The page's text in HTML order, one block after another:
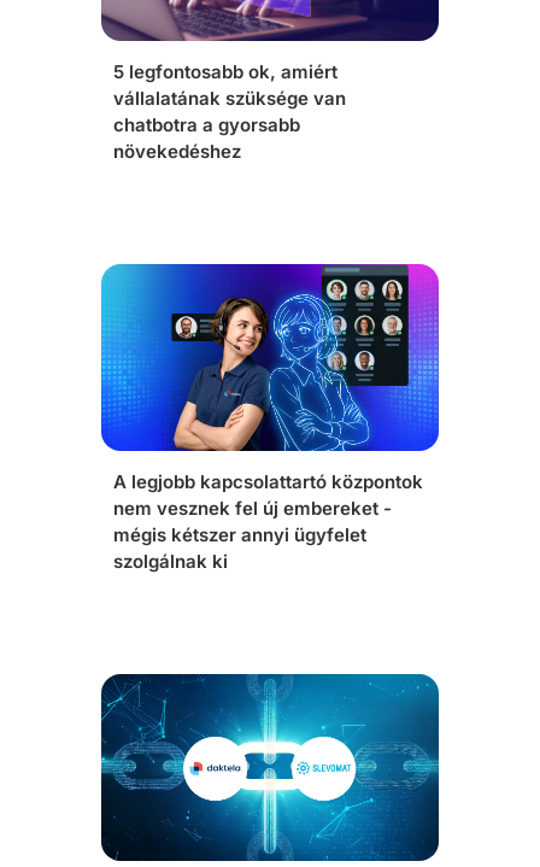
5 legfontosabb ok, amiért
vállalatának szüksége van
chatbotra a gyorsabb
növekedéshez
A legjobb kapcsolattartó központok
nem vesznek fel új embereket -
mégis kétszer annyi ügyfelet
szolgálnak ki